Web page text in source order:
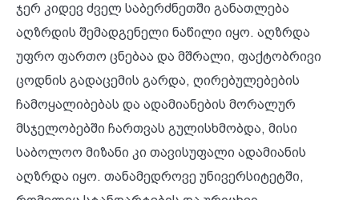
ჯერ კიდევ ძველ საბერძნეთში განათლება
აღზრდის შემადგენელი ნაწილი იყო. აღზრდა
უფრო ფართო ცნებაა და მშრალი, ფაქტობრივი
ცოდნის გადაცემის გარდა, ღირებულებების
ჩამოყალიბებას და ადამიანების მორალურ
მსჯელობებში ჩართვას გულისხმობდა, მისი
საბოლოო მიზანი კი თავისუფალი ადამიანის
აღზრდა იყო. თანამედროვე უნივერსიტეტში,